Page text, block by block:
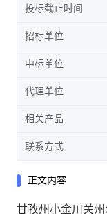
投标截止时间
招标单位
中标单位
代理单位
相关产品
联系方式
正文内容
甘孜州小金川关